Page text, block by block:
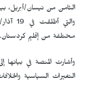
الثامن من نيسان/أبريل،
مختلفة من إقليم كردستان.
وأشارت المنصة في
التغيرات السياسية